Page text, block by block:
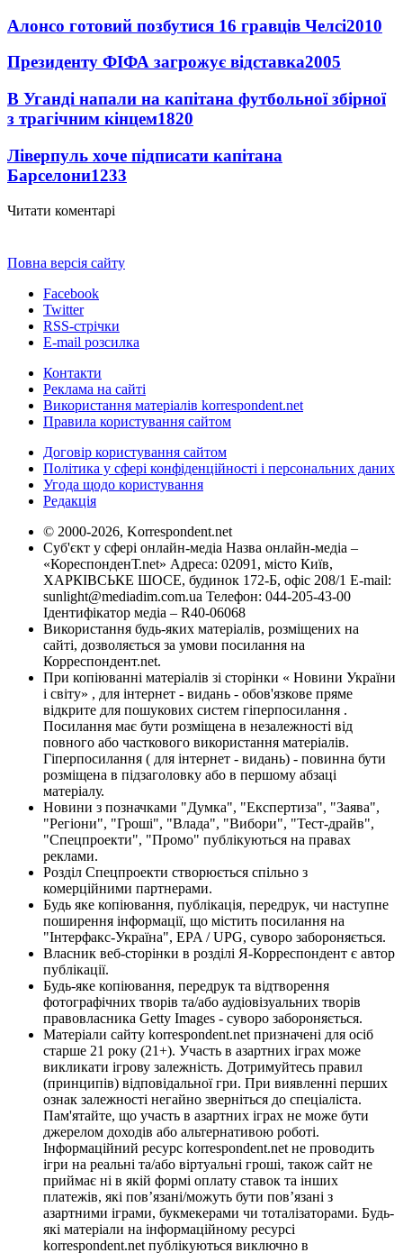
Алонсо готовий позбутися 16 гравців Челсі2010
Президенту ФІФА загрожує відставка2005
В Уганді напали на капітана футбольної збірної
з трагічним кінцем1820
Ліверпуль хоче підписати капітана
Барселони1233
Читати коментарі
Повна версія сайту
Facebook
Twitter
RSS-стрічки
E-mail розсилка
Контакти
Реклама на сайті
Використання матеріалів korrespondent.net
Правила користування сайтом
Договір користування сайтом
Політика у сфері конфіденційності і персональних даних
Угода щодо користування
Редакція
© 2000-2026, Korrespondent.net
Суб'єкт у сфері онлайн-медіа Назва онлайн-медіа –
«КореспонденТ.net» Адреса: 02091, місто Київ,
ХАРКІВСЬКЕ ШОСЕ, будинок 172-Б, офіс 208/1 E-mail:
sunlight@mediadim.com.ua Телефон: 044-205-43-00
Ідентифікатор медіа – R40-06068
Використання будь-яких матеріалів, розміщених на
сайті, дозволяється за умови посилання на
Корреспондент.net.
При копіюванні матеріалів зі сторінки « Новини України
і світу» , для інтернет - видань - обов'язкове пряме
відкрите для пошукових систем гіперпосилання .
Посилання має бути розміщена в незалежності від
повного або часткового використання матеріалів.
Гіперпосилання ( для інтернет - видань) - повинна бути
розміщена в підзаголовку або в першому абзаці
матеріалу.
Новини з позначками "Думка", "Експертиза", "Заява",
"Регіони", "Гроші", "Влада", "Вибори", "Тест-драйв",
"Спецпроекти", "Промо" публікуються на правах
реклами.
Розділ Спецпроекти створюється спільно з
комерційними партнерами.
Будь яке копіювання, публікація, передрук, чи наступне
поширення інформації, що містить посилання на
"Інтерфакс-Україна", EPA / UPG, суворо забороняється.
Власник веб-сторінки в розділі Я-Корреспондент є автор
публікації.
Будь-яке копіювання, передрук та відтворення
фотографічних творів та/або аудіовізуальних творів
правовласника Getty Images - суворо забороняється.
Матеріали сайту korrespondent.net призначені для осіб
старше 21 року (21+). Участь в азартних іграх може
викликати ігрову залежність. Дотримуйтесь правил
(принципів) відповідальної гри. При виявленні перших
ознак залежності негайно зверніться до спеціаліста.
Пам'ятайте, що участь в азартних іграх не може бути
джерелом доходів або альтернативою роботі.
Інформаційний ресурс korrespondent.net не проводить
ігри на реальні та/або віртуальні гроші, також сайт не
приймає ні в якій формі оплату ставок та інших
платежів, які пов’язані/можуть бути пов’язані з
азартними іграми, букмекерами чи тоталізаторами. Будь-
які матеріали на інформаційному ресурсі
korrespondent.net публікуються виключно в